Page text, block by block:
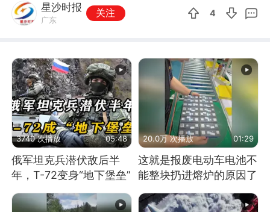
星沙时报
广东
关注 4
3740 次播放 05:48
俄军坦克兵潜伏敌后半
年，T-72变身“地下堡垒”
20.0万 次播放 01:29
这就是报废电动车电池不
能整块扔进熔炉的原因了